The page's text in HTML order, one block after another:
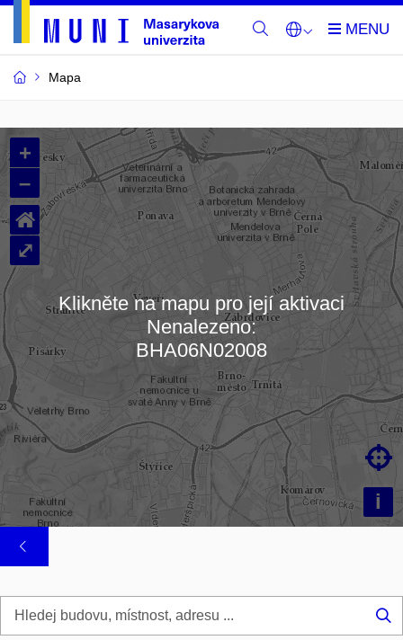
Mapa
Budovy
a
místnosti
MU
Načítám mapu…
+
–
i

⌂
⤢
Klikněte na mapu pro její aktivaci
Nenalezeno:
BHA06N02008